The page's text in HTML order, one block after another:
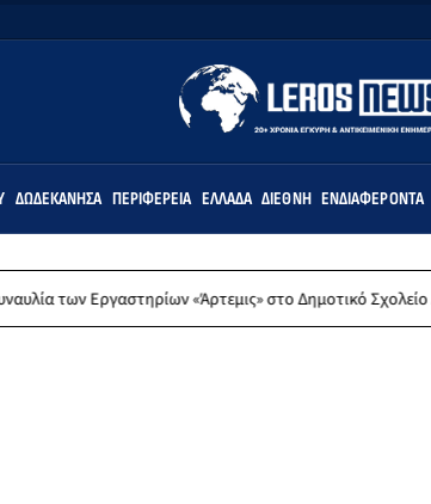
ΔΩΔΕΚΆΝΗΣΑ ΠΕΡΙΦΈΡΕΙΑ ΕΛΛΆΔΑ ΔΙΕΘΝΉ ΕΝΔΙΑΦΈΡΟΝΤΑ
«Άρτεμις» στο Δημοτικό Σχολείο Λακκίου